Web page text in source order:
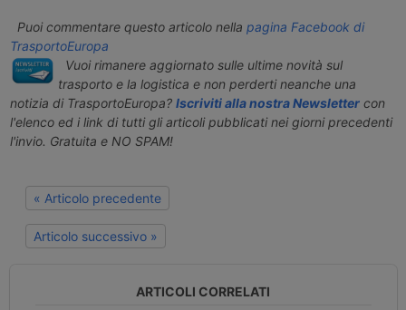
Puoi commentare questo articolo nella pagina Facebook di
TrasportoEuropa
Vuoi rimanere aggiornato sulle ultime novità sul
trasporto e la logistica e non perderti neanche una
notizia di TrasportoEuropa? Iscriviti alla nostra Newslettercon
l'elenco ed i link di tutti gli articoli pubblicati nei giorni precedenti
l'invio. Gratuita e NO SPAM!
« Articolo precedente
Articolo successivo »
ARTICOLI CORRELATI